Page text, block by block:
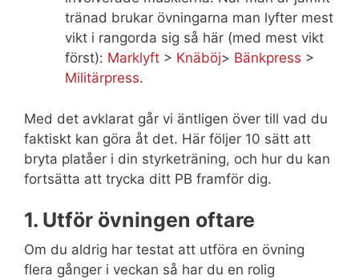
tränad brukar övningarna man lyfter mest
vikt i rangorda sig så här (med mest vikt
först): Marklyft > Knäböj> Bänkpress >
Militärpress.
Med det avklarat går vi äntligen över till vad du
faktiskt kan göra åt det. Här följer 10 sätt att
bryta platåer i din styrketräning, och hur du kan
fortsätta att trycka ditt PB framför dig.
1. Utför övningen oftare
Om du aldrig har testat att utföra en övning
flera gånger i veckan så har du en rolig